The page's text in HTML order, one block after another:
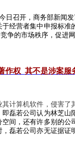
日召开，商务部新闻
经营者集中申报标
争的市场秩序，促进
作权 其不是涉案服
计算机软件，侵害了
磊若公司认为林芝
间，还有许多别的
磊若公司亦无证据